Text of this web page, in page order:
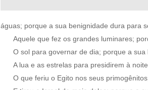
águas; porque a sua benignidade dura para
Aquele que fez os grandes luminares;
O sol para governar de dia; porque a
A lua e as estrelas para presidirem à
O que feriu o Egito nos seus